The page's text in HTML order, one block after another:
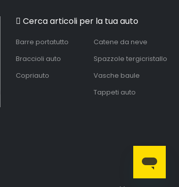
Cerca articoli per la tua auto
Barre portatutto
Braccioli auto
Copriauto
Catene da neve
Spazzole tergicristallo
Vasche baule
Tappeti auto